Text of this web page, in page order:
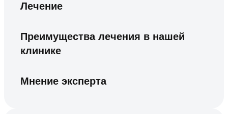
Лечение
Преимущества лечения в нашей
клинике
Мнение эксперта